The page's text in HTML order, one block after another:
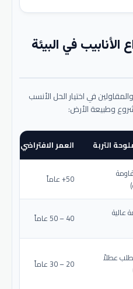
الأنابيب في البيئة
في اختيار الحل الأنسب
وطبيعة الأرض:
التربة العمر الافتراضي
50+ عاماً
عالية
40 – 50 عاماً
عطلاً
20 – 30 عاماً